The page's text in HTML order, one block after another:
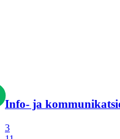
Info- ja
3